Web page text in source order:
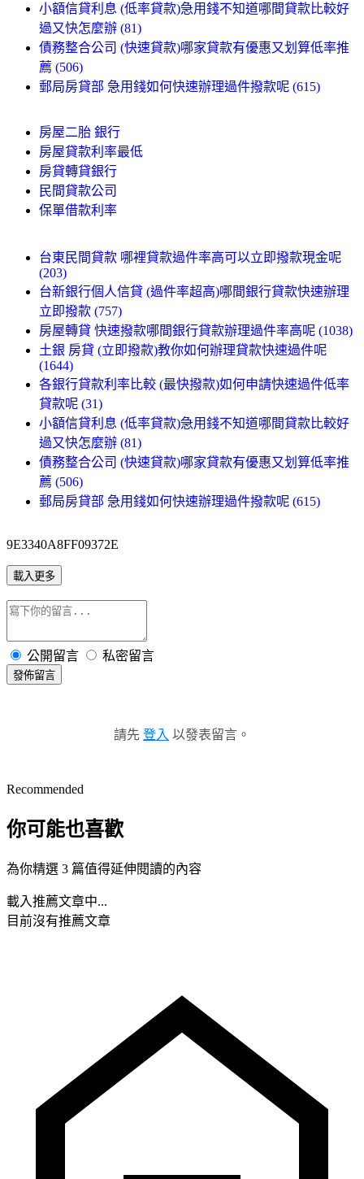
小額信貸利息 (低率貸款)急用錢不知道哪間貸款比較好
過又快怎麼辦 (81)
債務整合公司 (快速貸款)哪家貸款有優惠又划算低率推
薦 (506)
郵局房貸部 急用錢如何快速辦理過件撥款呢 (615)
房屋二胎 銀行
房屋貸款利率最低
房貸轉貸銀行
民間貸款公司
保單借款利率
台東民間貸款 哪裡貸款過件率高可以立即撥款現金呢
(203)
台新銀行個人信貸 (過件率超高)哪間銀行貸款快速辦理
立即撥款 (757)
房屋轉貸 快速撥款哪間銀行貸款辦理過件率高呢 (1038)
土銀 房貸 (立即撥款)教你如何辦理貸款快速過件呢
(1644)
各銀行貸款利率比較 (最快撥款)如何申請快速過件低率
貸款呢 (31)
小額信貸利息 (低率貸款)急用錢不知道哪間貸款比較好
過又快怎麼辦 (81)
債務整合公司 (快速貸款)哪家貸款有優惠又划算低率推
薦 (506)
郵局房貸部 急用錢如何快速辦理過件撥款呢 (615)
9E3340A8FF09372E
載入更多
公開留言 私密留言
發佈留言
請先 登入 以發表留言。
Recommended
你可能也喜歡
為你精選 3 篇值得延伸閱讀的內容
載入推薦文章中...
目前沒有推薦文章